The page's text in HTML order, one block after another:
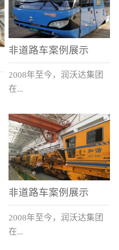
非道路车案例展示
2008年至今，润沃达集团
在...
中国累计升级改造非道路
运输车辆10000余辆，涵盖
了所有非道路车辆类型。
非道路车案例展示
2008年至今，润沃达集团
在...